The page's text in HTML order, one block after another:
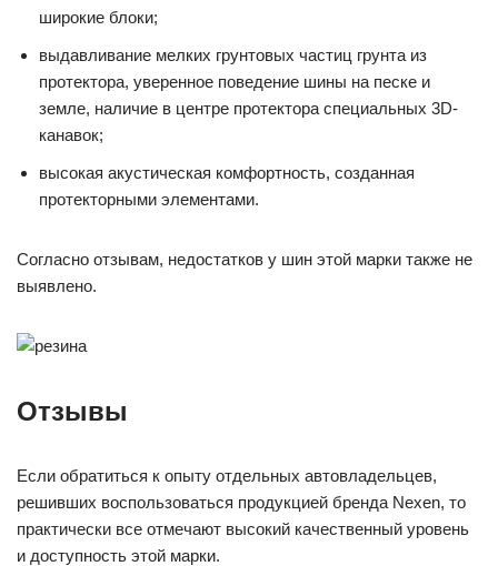
широкие блоки;
выдавливание мелких грунтовых частиц грунта из
протектора, уверенное поведение шины на песке и
земле, наличие в центре протектора специальных 3D-
канавок;
высокая акустическая комфортность, созданная
протекторными элементами.
Согласно отзывам, недостатков у шин этой марки также не
выявлено.
Отзывы
Если обратиться к опыту отдельных автовладельцев,
решивших воспользоваться продукцией бренда Nexen, то
практически все отмечают высокий качественный уровень
и доступность этой марки.